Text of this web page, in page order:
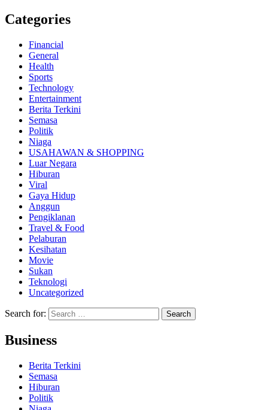
Categories
Financial
General
Health
Sports
Technology
Entertainment
Berita Terkini
Semasa
Politik
Niaga
USAHAWAN & SHOPPING
Luar Negara
Hiburan
Viral
Gaya Hidup
Anggun
Pengiklanan
Travel & Food
Pelaburan
Kesihatan
Movie
Sukan
Teknologi
Uncategorized
Search for:
Business
Berita Terkini
Semasa
Hiburan
Politik